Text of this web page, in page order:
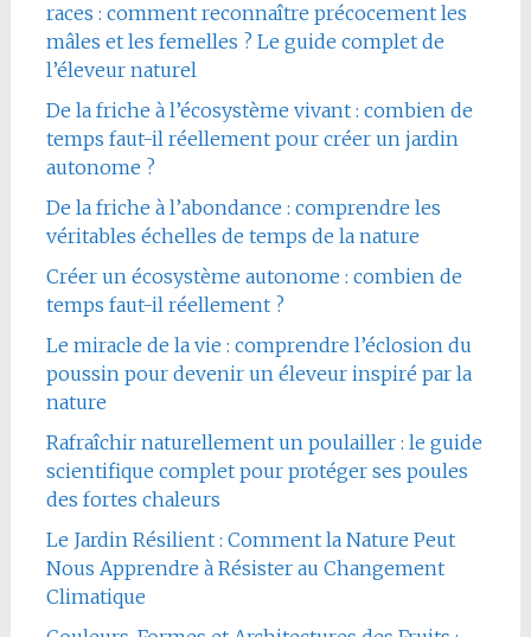
races : comment reconnaître précocement les
mâles et les femelles ? Le guide complet de
l’éleveur naturel
De la friche à l’écosystème vivant : combien de
temps faut-il réellement pour créer un jardin
autonome ?
De la friche à l’abondance : comprendre les
véritables échelles de temps de la nature
Créer un écosystème autonome : combien de
temps faut-il réellement ?
Le miracle de la vie : comprendre l’éclosion du
poussin pour devenir un éleveur inspiré par la
nature
Rafraîchir naturellement un poulailler : le guide
scientifique complet pour protéger ses poules
des fortes chaleurs
Le Jardin Résilient : Comment la Nature Peut
Nous Apprendre à Résister au Changement
Climatique